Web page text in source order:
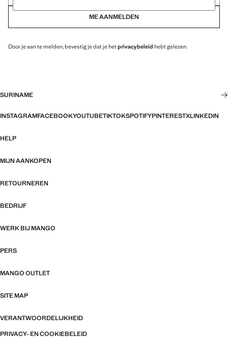
ME AANMELDEN
Door je aan te melden, bevestig je dat je hetprivacybeleid hebt gelezen.
SURINAME
INSTAGRAMFACEBOOKYOUTUBETIKTOKSPOTIFYPINTERESTXLINKEDIN
HELP
MIJN AANKOPEN
RETOURNEREN
BEDRIJF
WERK BIJ MANGO
PERS
MANGO OUTLET
SITE MAP
VERANTWOORDELIJKHEID
PRIVACY- EN COOKIEBELEID